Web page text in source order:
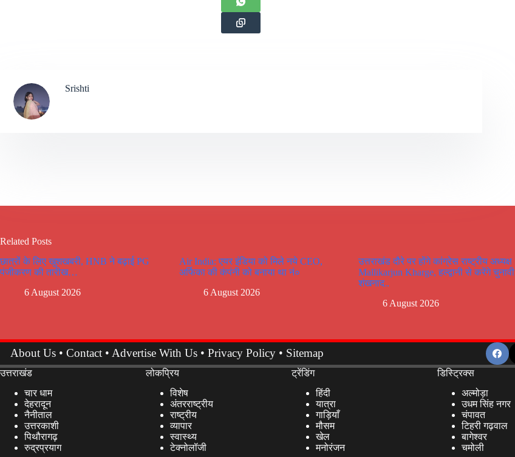
Srishti
Related Posts
छात्रों के लिए खुशखबरी, HNB ने बढ़ाई PG
पंजीकरण की तारीख…
6 August 2026
Air India: एयर इंडिया को मिले नये CEO,
अर्फिका की कंपंनी को बनाया था नं०
6 August 2026
उत्तराखंड दौरे पर होंगे कांग्रेस राष्ट्रीय अध्यक्ष
Mallikarjun Kharge, हल्द्वानी से करेंगे चुनावी
शंखनाद..
6 August 2026
About Us • Contact • Advertise With Us • Privacy Policy • Sitemap
उत्तराखंड
चार धाम
देहरादून
नैनीताल
उत्तरकाशी
पिथौरागढ़
रुद्रप्रयाग
लोकप्रिय
विशेष
अंतरराष्ट्रीय
राष्ट्रीय
व्यापार
स्वास्थ्य
टेक्नोलॉजी
ट्रेंडिंग
हिंदी
यात्रा
गाड़ियाँ
मौसम
खेल
मनोरंजन
डिस्ट्रिक्स
अल्मोड़ा
उधम सिंह नगर
चंपावत
टिहरी गढ़वाल
बागेश्वर
चमोली